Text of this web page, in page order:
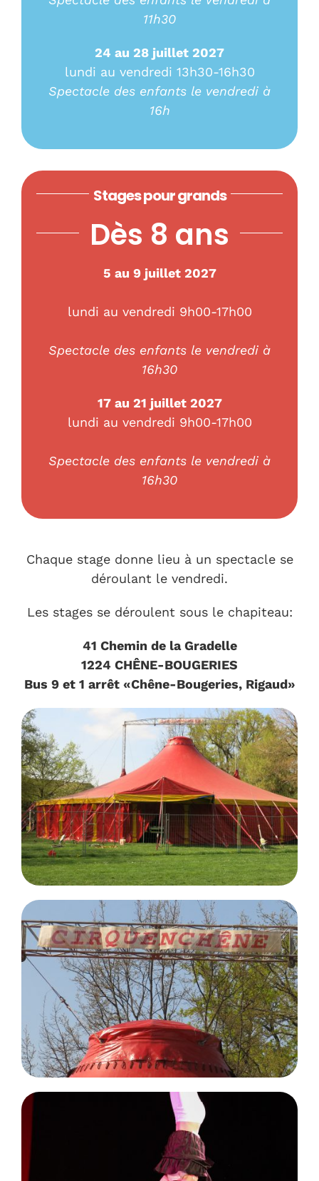
11h30
24 au 28 juillet 2027
lundi au vendredi 13h30-16h30
Spectacle des enfants le vendredi à
16h
Stages pour grands
Dès 8 ans
5 au 9 juillet 2027
lundi au vendredi 9h00-17h00
Spectacle des enfants le vendredi à
16h30
17 au 21 juillet 2027
lundi au vendredi 9h00-17h00
Spectacle des enfants le vendredi à
16h30
Chaque stage donne lieu à un spectacle se
déroulant le vendredi.
Les stages se déroulent sous le chapiteau:
41 Chemin de la Gradelle
1224 CHÊNE-BOUGERIES
Bus 9 et 1 arrêt «Chêne-Bougeries, Rigaud»